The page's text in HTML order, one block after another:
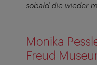
sobald die wieder
Monika
Freud